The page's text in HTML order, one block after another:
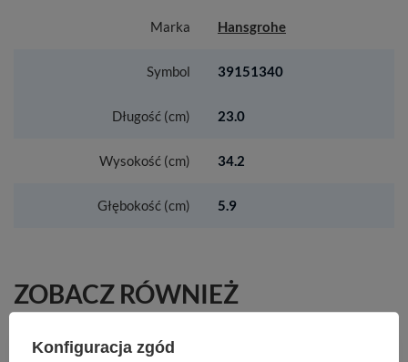
Marka Hansgrohe
Symbol 39151340
Długość (cm) 23.0
Wysokość (cm) 34.2
Głębokość (cm) 5.9
ZOBACZ RÓWNIEŻ
HG Tecturis E Jednouchwytowa bateria
Konfiguracja zgód